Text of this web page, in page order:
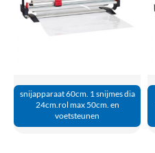
snijapparaat 60cm. 1 snijmes dia
24cm.rol max 50cm. en
voetsteunen